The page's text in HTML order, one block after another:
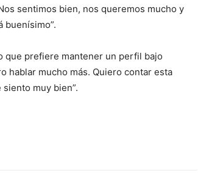
sentimos bien, nos queremos mucho y
buenísimo”.
que prefiere mantener un perfil bajo
hablar mucho más. Quiero contar esta
muy bien”.